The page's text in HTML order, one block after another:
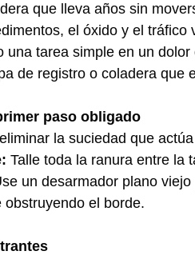
que lleva años sin
el óxido y el tráfico
una tarea simple en un
de registro o coladera que
paso obligado
la suciedad que
Talle toda la ranura entre la
un desarmador plano
el borde.